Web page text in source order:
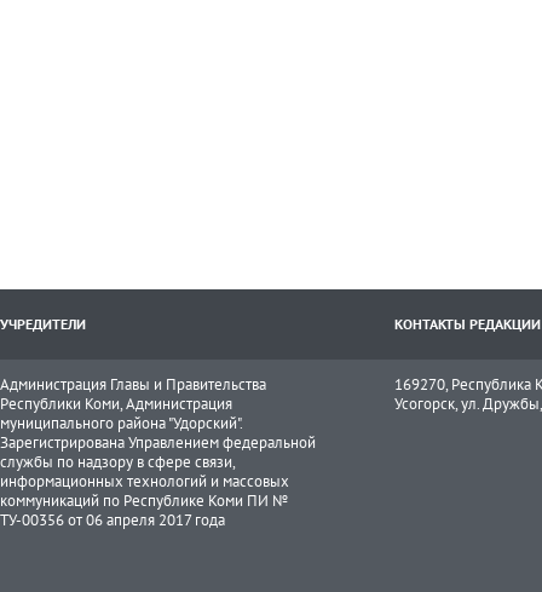
УЧРЕДИТЕЛИ КОНТАКТЫ РЕДАКЦИИ
Администрация Главы и Правительства
Республики Коми, Администрация
муниципального района "Удорский".
Зарегистрирована Управлением федеральной
службы по надзору в сфере связи,
информационных технологий и массовых
коммуникаций по Республике Коми ПИ №
ТУ-00356 от 06 апреля 2017 года
169270, Республика
Усогорск, ул.